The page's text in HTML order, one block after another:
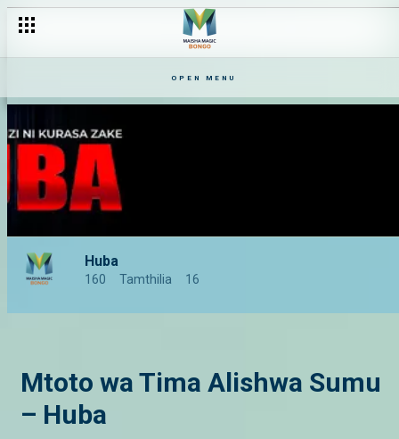
OPEN MENU
Huba
160 Tamthilia 16
Mtoto wa Tima Alishwa Sumu
– Huba